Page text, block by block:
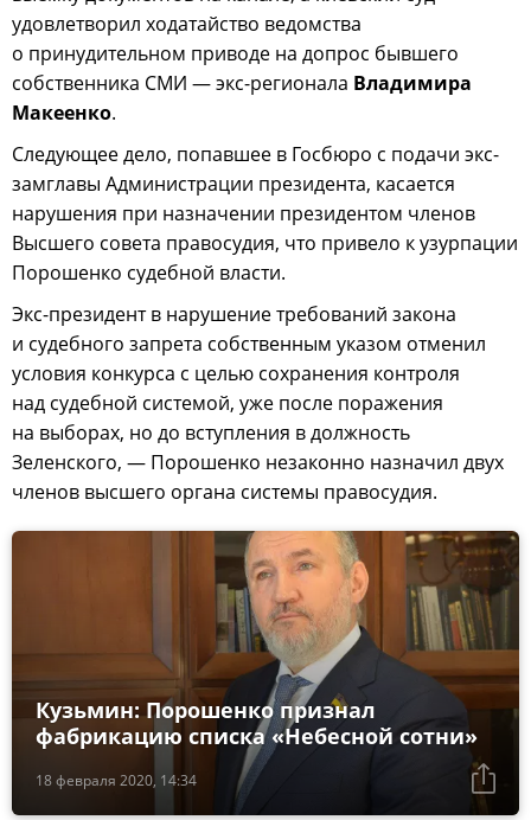
удовлетворил ходатайство ведомства
о принудительном приводе на допрос бывшего
собственника СМИ — экс-регионала Владимира
Макеенко.
Следующее дело, попавшее в Госбюро с подачи экс-
замглавы Администрации президента, касается
нарушения при назначении президентом членов
Высшего совета правосудия, что привело к узурпации
Порошенко судебной власти.
Экс-президент в нарушение требований закона
и судебного запрета собственным указом отменил
условия конкурса с целью сохранения контроля
над судебной системой, уже после поражения
на выборах, но до вступления в должность
Зеленского, — Порошенко незаконно назначил двух
членов высшего органа системы правосудия.
18 февраля 2020, 14:34
Кузьмин: Порошенко признал
фабрикацию списка «Небесной сотни»